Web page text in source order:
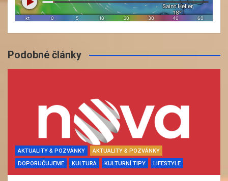
Podobné články
AKTUALITY & POZVÁNKY
AKTUALITY & POZVÁNKY
DOPORUČUJEME
KULTURA KULTURNÍ TIPY LIFESTYLE